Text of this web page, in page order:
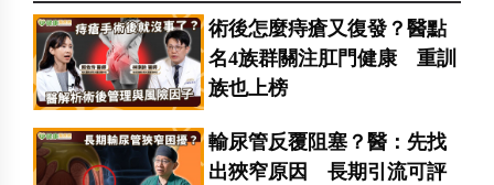
術後怎麼痔瘡又復發？醫點
名4族群關注肛門健康 重訓
族也上榜
輸尿管反覆阻塞？醫：先找
出狹窄原因 長期引流可評